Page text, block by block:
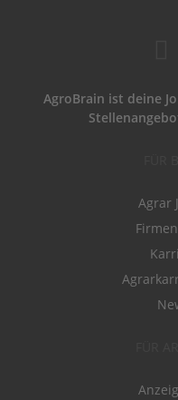
AgroBrain ist deine
Agrar